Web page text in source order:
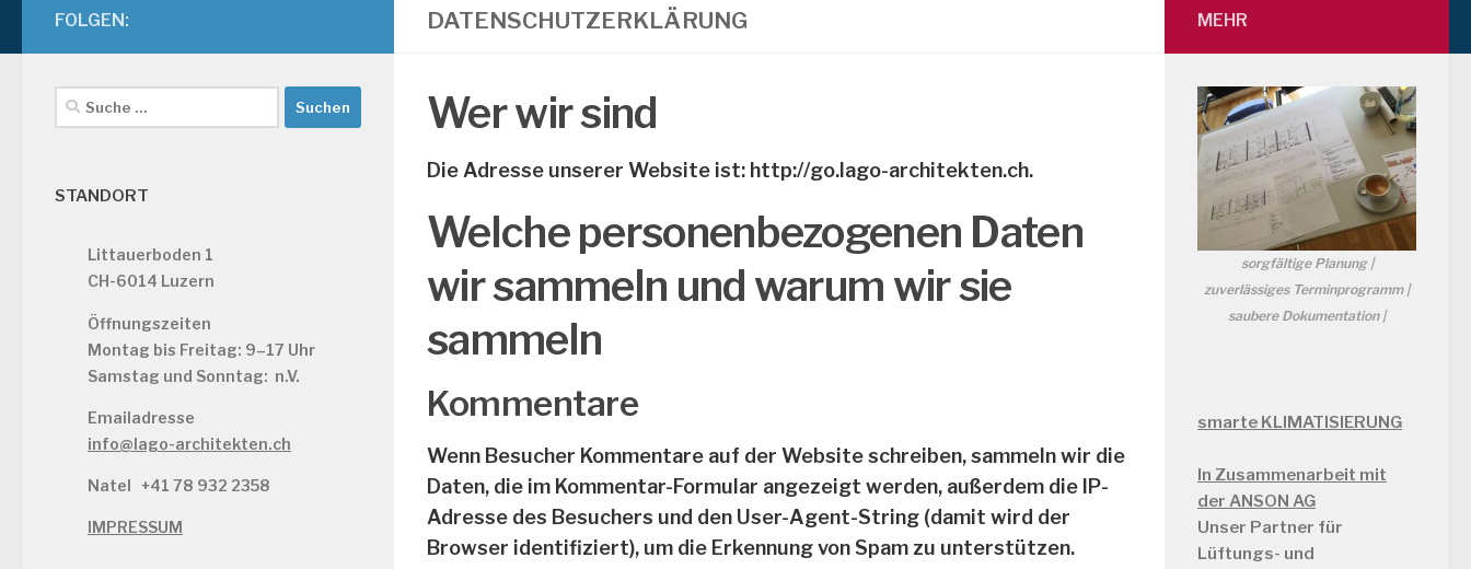
DATENSCHUTZERKLÄRUNG
Wer wir sind
Die Adresse unserer Website ist: http://go.lago-architekten.ch.
Welche personenbezogenen Daten
wir sammeln und warum wir sie
sammeln
Kommentare
Wenn Besucher Kommentare auf der Website schreiben, sammeln wir die
Daten, die im Kommentar-Formular angezeigt werden, außerdem die IP-
Adresse des Besuchers und den User-Agent-String (damit wird der
Browser identifiziert), um die Erkennung von Spam zu unterstützen.
FOLGEN:
Suche
nach:
STANDORT
Littauerboden 1
CH-6014 Luzern
Öffnungszeiten
Montag bis Freitag: 9–17 Uhr
Samstag und Sonntag: n.V.
Emailadresse
info@lago-architekten.ch
Natel +41 78 932 2358
IMPRESSUM
MEHR
sorgfältige Planung |
zuverlässiges Terminprogramm |
saubere Dokumentation |
smarte KLIMATISIERUNG
In Zusammenarbeit mit
der ANSON AG
Unser Partner für
Lüftungs- und